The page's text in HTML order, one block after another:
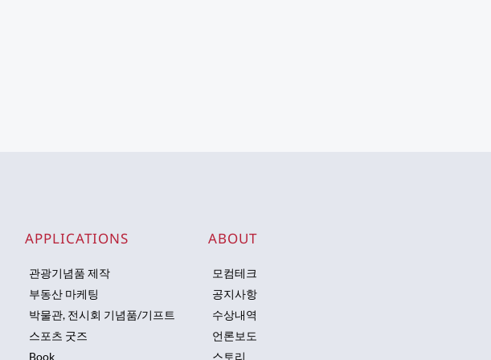
APPLICATIONS
관광기념품 제작
부동산 마케팅
박물관, 전시회 기념품/기프트
스포츠 굿즈
Book
ABOUT
모컴테크
공지사항
수상내역
언론보도
스토리